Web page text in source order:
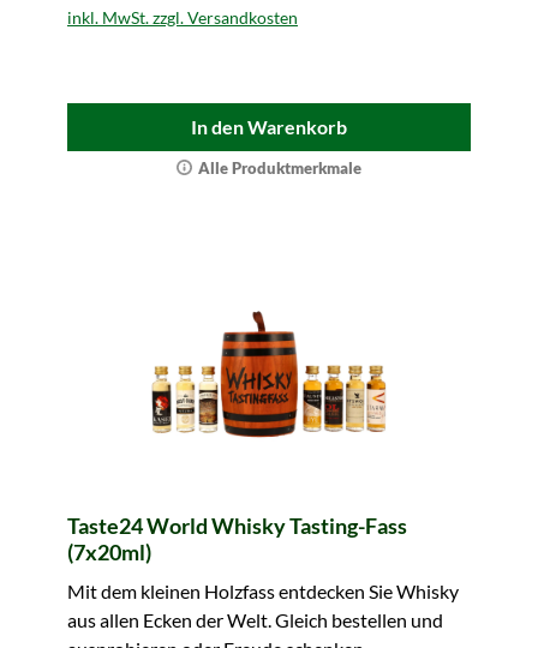
inkl. MwSt. zzgl. Versandkosten
In den Warenkorb
Alle Produktmerkmale
Taste24 World Whisky Tasting-Fass
(7x20ml)
Mit dem kleinen Holzfass entdecken Sie Whisky
aus allen Ecken der Welt. Gleich bestellen und